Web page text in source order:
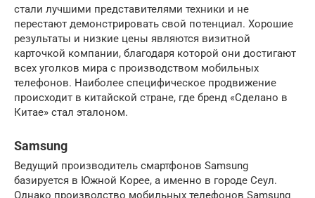
стали лучшими представителями техники и не
перестают демонстрировать свой потенциал. Хорошие
результаты и низкие цены являются визитной
карточкой компании, благодаря которой они достигают
всех уголков мира с производством мобильных
телефонов. Наиболее специфическое продвижение
происходит в китайской стране, где бренд «Сделано в
Китае» стал эталоном.
Samsung
Ведущий производитель смартфонов Samsung
базируется в Южной Корее, а именно в городе Сеул.
Однако производство мобильных телефонов Samsung